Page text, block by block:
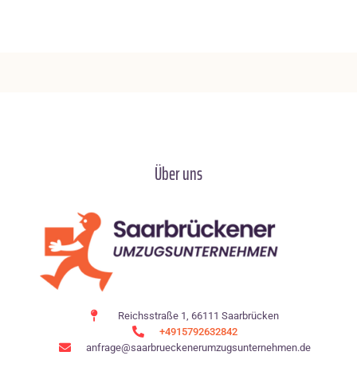
Über uns
Reichsstraße 1, 66111 Saarbrücken
+4915792632842
anfrage@saarbrueckenerumzugsunternehmen.de